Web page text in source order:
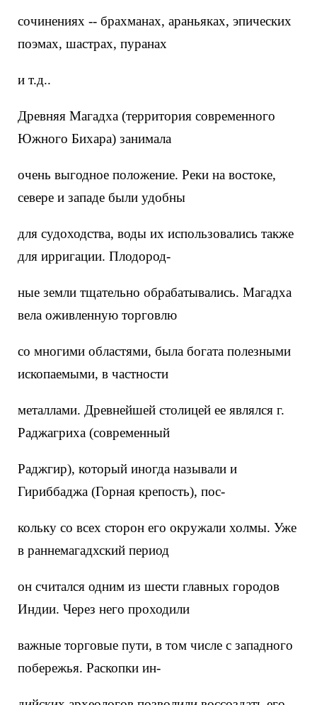
сочинениях -- брахманах, араньяках, эпических
поэмах, шастрах, пуранах
и т.д..
Древняя Магадха (территория современного
Южного Бихара) занимала
очень выгодное положение. Реки на востоке,
севере и западе были удобны
для судоходства, воды их использовались также
для ирригации. Плодород-
ные земли тщательно обрабатывались. Магадха
вела оживленную торговлю
со многими областями, была богата полезными
ископаемыми, в частности
металлами. Древнейшей столицей ее являлся г.
Раджагриха (современный
Раджгир), который иногда называли и
Гириббаджа (Горная крепость), пос-
кольку со всех сторон его окружали холмы. Уже
в раннемагадхский период
он считался одним из шести главных городов
Индии. Через него проходили
важные торговые пути, в том числе с западного
побережья. Раскопки ин-